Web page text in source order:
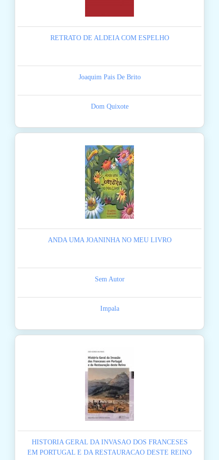
RETRATO DE ALDEIA COM ESPELHO
Joaquim Pais De Brito
Dom Quixote
ANDA UMA JOANINHA NO MEU LIVRO
Sem Autor
Impala
HISTORIA GERAL DA INVASAO DOS FRANCESES
EM PORTUGAL E DA RESTAURACAO DESTE REINO